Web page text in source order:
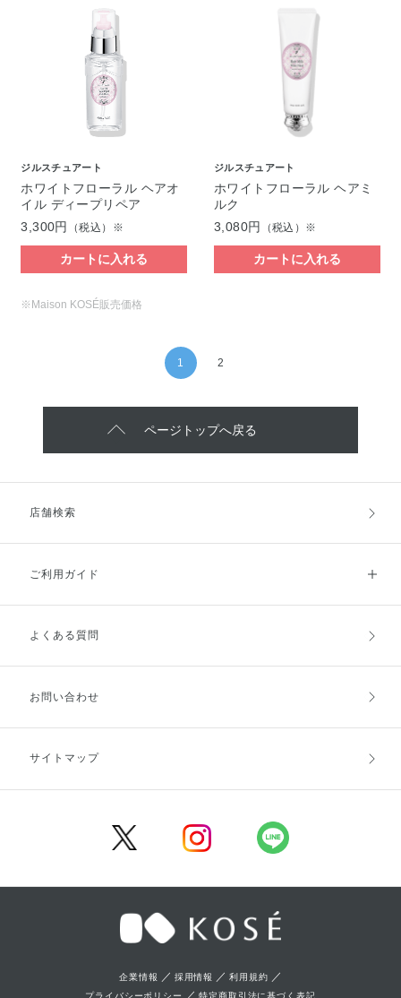
ジルスチュアート
ホワイトフローラル ヘアオ
イル ディープリペア
3,300円
（税込）※
カートに入れる
ジルスチュアート
ホワイトフローラル ヘアミ
ルク
3,080円
（税込）※
カートに入れる
※Maison KOSÉ販売価格
1 2
ページトップへ戻る
店舗検索
ご利用ガイド
ご利用ガイドトップ
お支払方法
キャンセル・返品・交換
よくある質問
お問い合わせ
サイトマップ
企業情報 ／ 採用情報 ／利用規約 ／
プライバシーポリシー ／特定商取引法に基づく表記